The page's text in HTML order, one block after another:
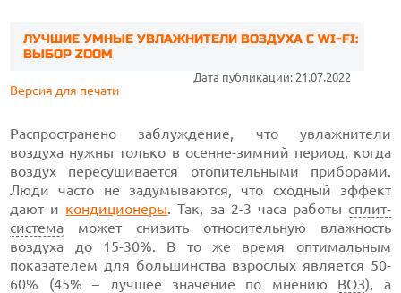
ЛУЧШИЕ УМНЫЕ УВЛАЖНИТЕЛИ ВОЗДУХА С WI-FI:
ВЫБОР ZOOM
Дата публикации: 21.07.2022
Версия для печати
Распространено заблуждение, что увлажнители
воздуха нужны только в осенне-зимний период, когда
воздух пересушивается отопительными приборами.
Люди часто не задумываются, что сходный эффект
дают и кондиционеры. Так, за 2-3 часа работы сплит-
система может снизить относительную влажность
воздуха до 15-30%. В то же время оптимальным
показателем для большинства взрослых является 50-
60% (45% – лучшее значение по мнению ВОЗ), а